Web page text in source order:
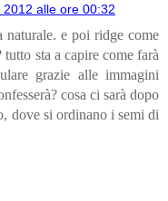
alle ore 00:32
naturale. e poi ridge come
sta a capire come farà
grazie alle immagini
cosa ci sarà dopo
dove si ordinano i semi di